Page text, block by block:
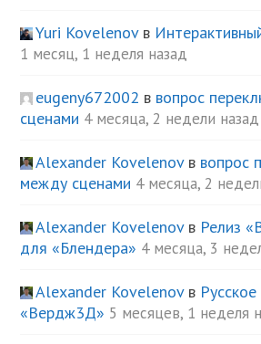
Yuri Kovelenovв
1 месяц, 1 неделя назад
eugeny672002 в вопрос
сценами 4 месяца, 2 недели назад
Alexander Kovelenovв вопрос
между сценами 4 месяца, 2
Alexander Kovelenovв Релиз
для «Блендера» 4 месяца, 3
Alexander Kovelenovв
«Вердж3Д» 5 месяцев, 1 неделя